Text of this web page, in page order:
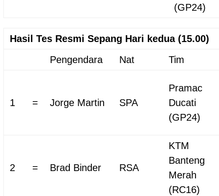
(GP24)
Hasil Tes Resmi Sepang Hari kedua (15.00)
Pengendara
Nat Tim
1 = Jorge Martin SPA
Pramac
Ducati
(GP24)
2 = Brad Binder RSA
KTM
Banteng
Merah
(RC16)